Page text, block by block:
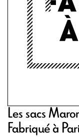
Les sacs
Fabriqué à